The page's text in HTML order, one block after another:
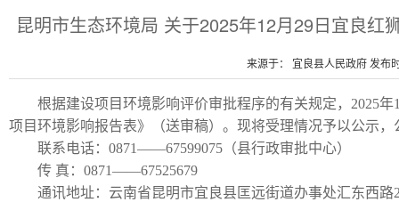
昆明市生态环境局 关于2025年12月29日宜良
来源于： 宜良县人民政府 发布
根据建设项目环境影响评价审批程序的有关规定，2025年
项目环境影响报告表》（送审稿）。现将受理情况予以公示
联系电话：0871——67599075（县行政审批中心）
传 真：0871——67525679
通讯地址：云南省昆明市宜良县匡远街道办事处汇东